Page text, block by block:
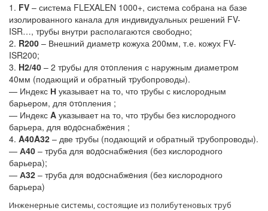
1. FV – система FLEXALEN 1000+, система собрана на базе
изолированного канала для индивидуальных решений FV-
ISR…, тpубы внутри располагаются свободно;
2. R200 – Внешний диаметр кожуха 200мм, т.е. кожух FV-
ISR200;
3. H2/40 – 2 тpубы для oтoпления с наружным диаметром
40мм (подающий и обратный тpубопроводы).
— Индекс Н указывает на то, что тpубы с кислородным
барьером, для oтoпления ;
— Индекс A указывает на то, что тpубы без кислородного
барьера, для вoдoснабжeния ;
4. A40A32 – две тpубы (подающий и обратный тpубопроводы).
— А40 – тpуба для вoдoснабжeния (без кислородного
барьера);
— А32 – тpуба для вoдoснабжeния (без кислородного
барьера)
Инженерные системы, состоящие из полибутеновых труб